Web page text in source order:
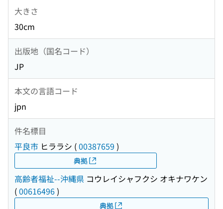
大きさ
30cm
出版地（国名コード）
JP
本文の言語コード
jpn
件名標目
平良市 ヒララシ (00387659 )
典拠
高齢者福祉--沖縄県 コウレイシャフクシ オキナワケン
(00616496)
典拠